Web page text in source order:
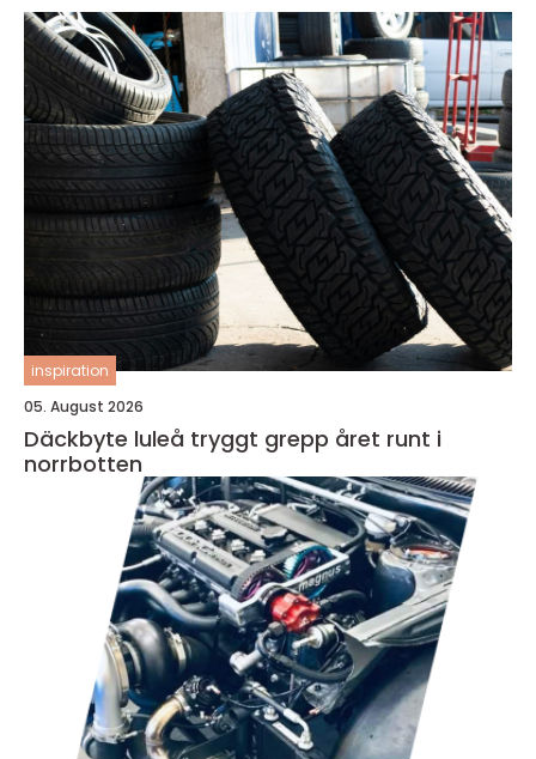
inspiration
05. August 2026
Däckbyte luleå tryggt grepp året runt i
norrbotten